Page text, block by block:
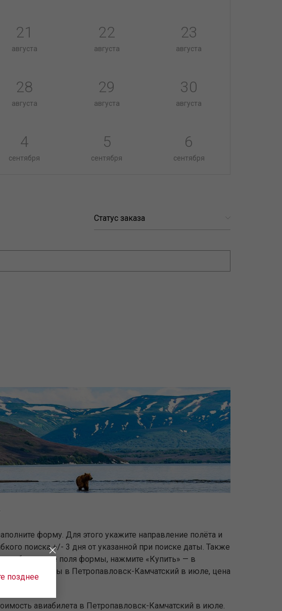
21
августа
22
августа
23
августа
28
августа
29
августа
30
августа
4
сентября
5
сентября
6
сентября
форму. Для этого укажите направление полёта и
поиска +/- 3 дня от указанной при поиске даты. Также
необходимые поля формы, нажмите «Купить» — в
авиабилеты в Петропавловск-Камчатский в июле, цена
авиабилета в Петропавловск-Камчатский в июле.
позднее